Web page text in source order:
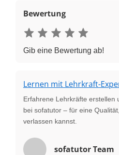
Bewertung
Gib eine Bewertung ab!
Lernen mit Lehrkraft-
Erfahrene Lehrkräfte erstellen
bei sofatutor – für eine
verlassen kannst.
sofatutor Team